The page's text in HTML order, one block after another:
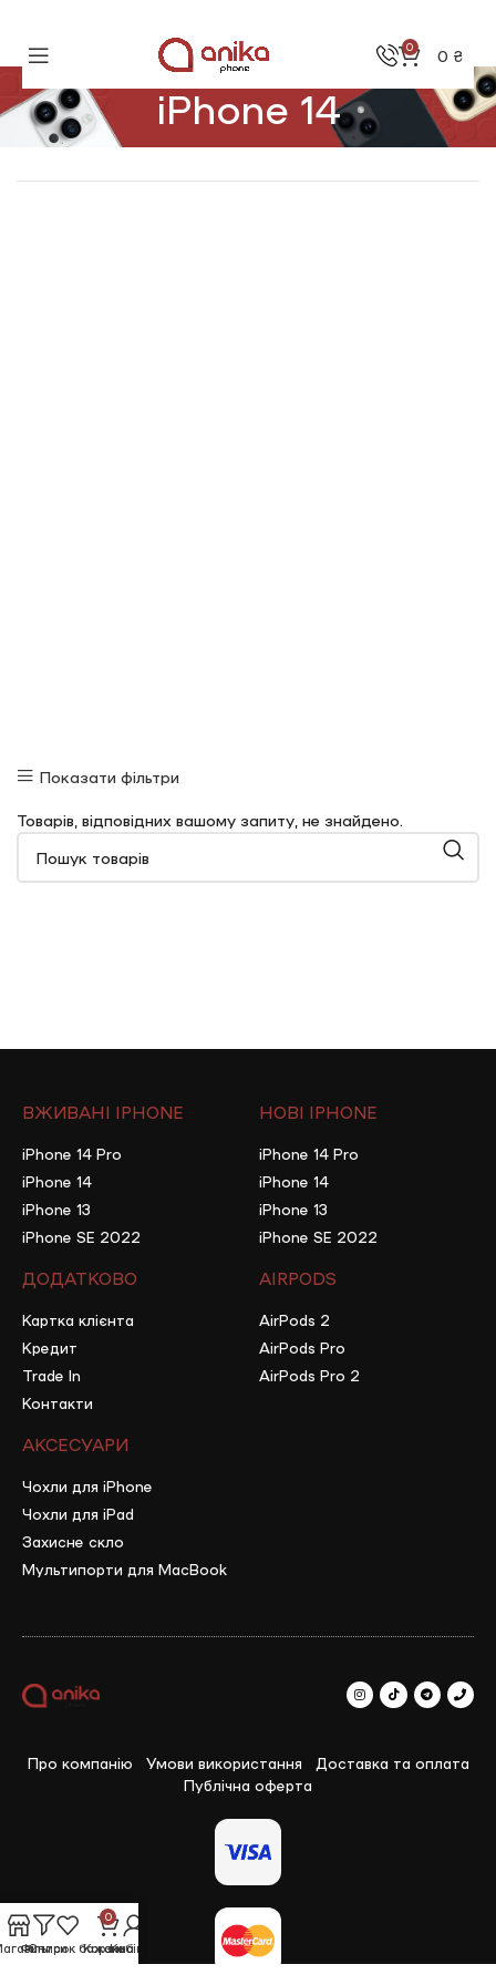
0 0 ₴
iPhone 14
Показати фільтри
Товарів, відповідних вашому запиту, не знайдено.
ВЖИВАНІ IPHONE
iPhone 14 Pro
iPhone 14
iPhone 13
iPhone SE 2022
НОВІ IPHONE
iPhone 14 Pro
iPhone 14
iPhone 13
iPhone SE 2022
ДОДАТКОВО
Картка клієнта
Кредит
Trade In
Контакти
AIRPODS
AirPods 2
AirPods Pro
AirPods Pro 2
АКСЕСУАРИ
Чохли для iPhone
Чохли для iPad
Захисне скло
Мультипорти для MacBook
Про компанію Умови використання
Доставка та оплата
Публічна оферта
Фільтри
Список бажань
0
Корзина
Кабінет